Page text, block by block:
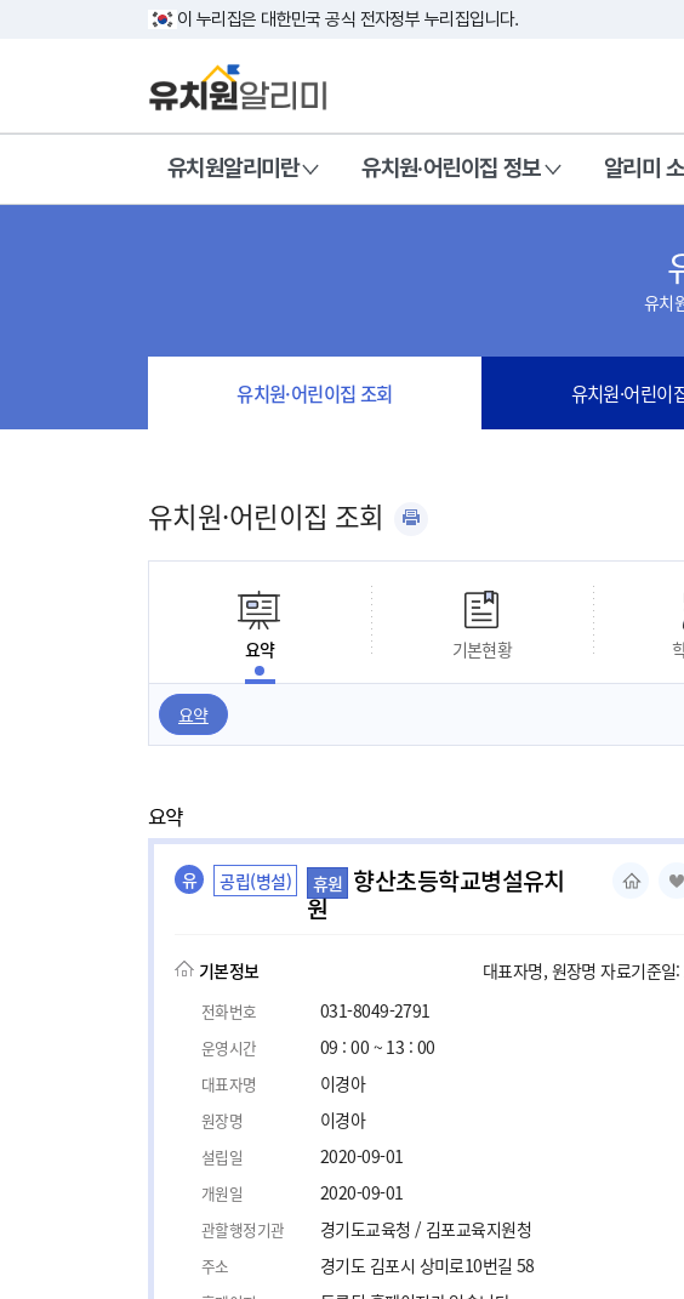
이 누리집은 대한민국 공식 전자정부 누리집입니다.
유치원알리미란 유치원·어린이집 정보 알리미
유치
유치원·어린이집 조회 유치원·어린이
유치원·어린이집 조회
요약 기본현황
요약
요약
유 공립(병설) 휴원 향산초등학교병설유치
원
기본정보 대표자명, 원장명 자료기준
전화번호 031-8049-2791
운영시간 09 : 00 ~ 13 : 00
대표자명 이경아
원장명 이경아
설립일 2020-09-01
개원일 2020-09-01
관할행정기관 경기도교육청 / 김포교육지원청
주소 경기도 김포시 상미로10번길 58